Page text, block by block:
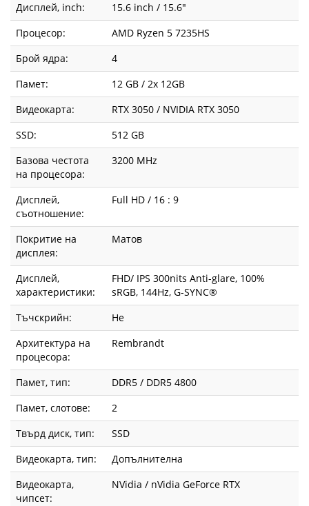
Дисплей, inch:
15.6 inch / 15.6"
Процесор:
AMD Ryzen 5 7235HS
Брой ядра:
4
Памет:
12 GB / 2x 12GB
Видеокарта:
RTX 3050 / NVIDIA RTX 3050
SSD:
512 GB
Базова честота
на процесора:
3200 MHz
Дисплей,
съотношение:
Full HD / 16 : 9
Покритие на
дисплея:
Матов
Дисплей,
характеристики:
FHD/ IPS 300nits Anti-glare, 100%
sRGB, 144Hz, G-SYNC®
Тъчскрийн:
Не
Архитектура на
процесора:
Rembrandt
Памет, тип:
DDR5 / DDR5 4800
Памет, слотове:
2
Твърд диск, тип:
SSD
Видеокарта, тип:
Допълнителна
Видеокарта,
чипсет:
NVidia / nVidia GeForce RTX